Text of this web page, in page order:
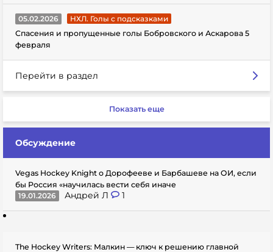
05.02.2026
НХЛ. Голы с подсказками
Спасения и пропущенные голы Бобровского и Аскарова 5
февраля
Перейти в раздел
Показать еще
Обсуждение
Vegas Hockey Knight о Дорофееве и Барбашеве на ОИ, если
бы Россия «научилась вести себя иначе
19.01.2026
Андрей Л 1
The Hockey Writers: Малкин — ключ к решению главной